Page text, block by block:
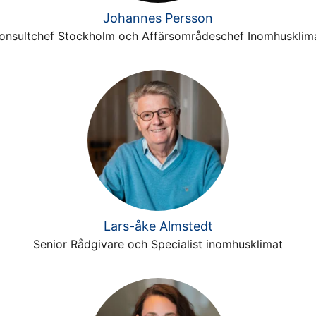
Johannes Persson
Stockholm och Affärsområdeschef
Lars-åke Almstedt
Senior Rådgivare och Specialist inomhusklimat